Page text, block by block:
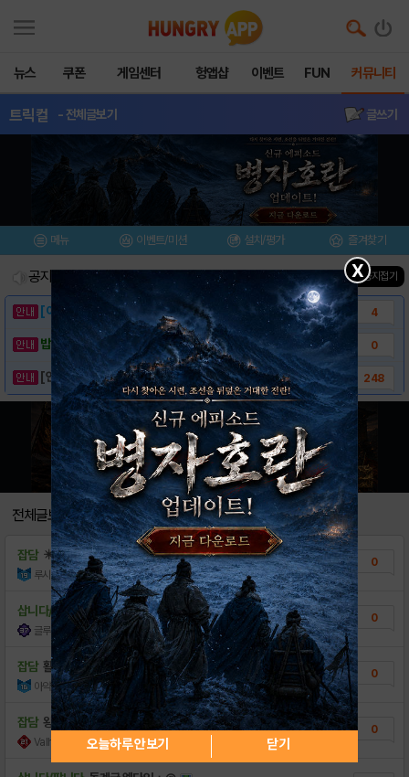
뉴스 쿠폰 게임센터 헝앱샵 이벤트 FUN 커뮤니티
트릭컬 - 전체글보기 글쓰기
메뉴 이벤트/미션 설치/평가 즐겨찾기
공지사항 진행중인 이벤트 건 ▲ 공지접기
[이벤트] 웃음으로 매일매일 해피! 유머 게시.. 4
밥알이의 헝앱통신 ⑲ “밥알이, 드디어 멀티를.. 0
[안내] 헝그리앱 필수 상식! 밥알 획득 안내.. 248
전체글보기
잡담 ✴️✅당일생성 리세계팝니다✅✴️
루시루시스 조회수:17 | 15:58
0
삽니다/팝니다 돌계급 엘다인 + @
글루티나셀 조회수:35 | 26.08.06
0
잡담 활발 진행계 팝니다.
아약스GG9H 조회수:38 | 26.08.05
0
잡담 왕르핀+실비아 리세계삽니다
Valhǫll 조회수:17 | 26.08.02
0
X
오늘하루 안보기 닫기